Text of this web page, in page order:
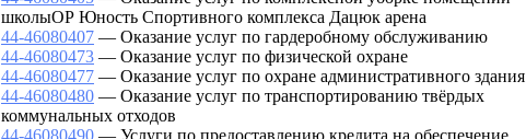
школыОР Юность Спортивного комплекса Дацюк арена
44-46080407 — Оказание услуг по гардеробному обслуживанию
44-46080473 — Оказание услуг по физической охране
44-46080477 — Оказание услуг по охране административного здания
44-46080480 — Оказание услуг по транспортированию твёрдых
коммунальных отходов
44-46080490 — Услуги по предоставлению кредита на обеспечение